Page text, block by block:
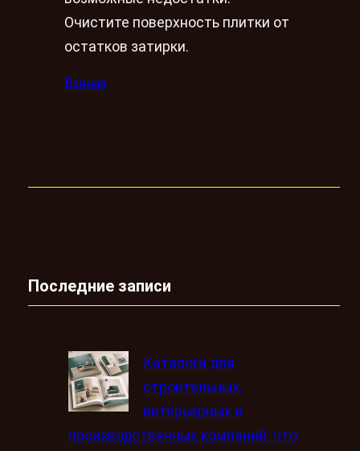
Очистите поверхность плитки от
остатков затирки.
Ванная
Последние записи
Каталоги для
строительных,
интерьерных и
производственных компаний: что